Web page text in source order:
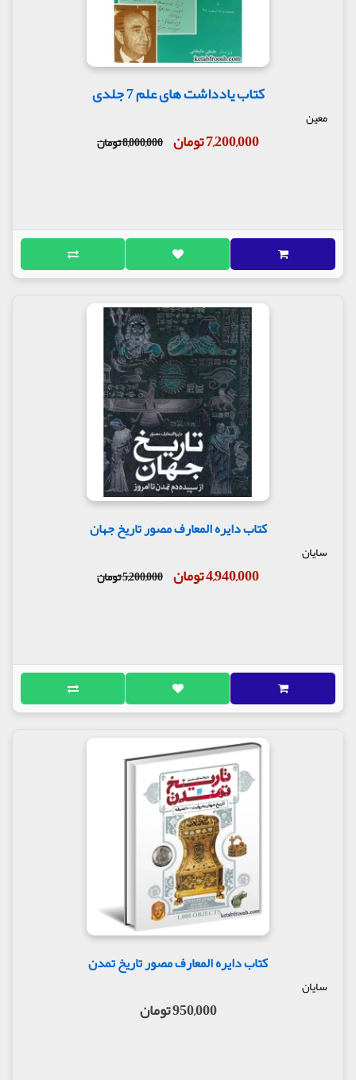
کتاب یادداشت های علم 7 جلدی
معین
7,200,000 تومان 8,000,000 تومان
کتاب دایره المعارف مصور تاریخ جهان
سایان
4,940,000 تومان 5,200,000 تومان
کتاب دایره المعارف مصور تاریخ تمدن
سایان
950,000 تومان